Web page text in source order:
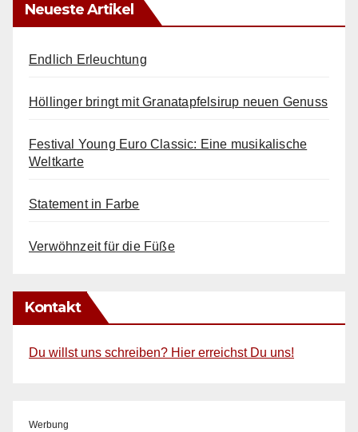
Neueste Artikel
Endlich Erleuchtung
Höllinger bringt mit Granatapfelsirup neuen Genuss
Festival Young Euro Classic: Eine musikalische
Weltkarte
Statement in Farbe
Verwöhnzeit für die Füße
Kontakt
Du willst uns schreiben? Hier erreichst Du uns!
Werbung